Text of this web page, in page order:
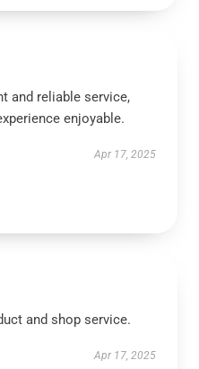
and reliable service,
enjoyable.
Apr 17, 2025
and shop service.
Apr 17, 2025